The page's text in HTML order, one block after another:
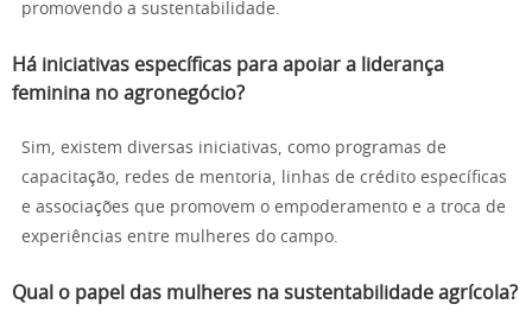
promovendo a sustentabilidade.
Há iniciativas específicas para apoiar a liderança
feminina no agronegócio?
Sim, existem diversas iniciativas, como programas de
capacitação, redes de mentoria, linhas de crédito específicas
e associações que promovem o empoderamento e a troca de
experiências entre mulheres do campo.
Qual o papel das mulheres na sustentabilidade agrícola?